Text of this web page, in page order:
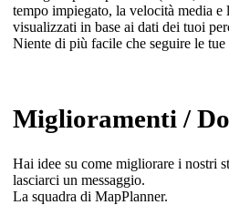
tempo impiegato, la velocità media e
visualizzati in base ai dati dei tuoi
Niente di più facile che seguire le
Miglioramenti /
Hai idee su come migliorare i nostri
lasciarci un messaggio.
La squadra di MapPlanner.